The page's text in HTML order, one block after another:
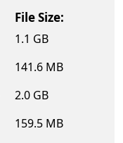
File Size:
1.1 GB
141.6 MB
2.0 GB
159.5 MB